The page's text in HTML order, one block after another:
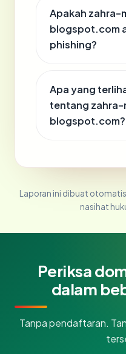
Apakah zahra-
blogspot.com
phishing?
Apa yang
tentang
blogspot.com?
Laporan ini dibuat
nasihat
Periksa
dalam
Tanpa pendaftaran.